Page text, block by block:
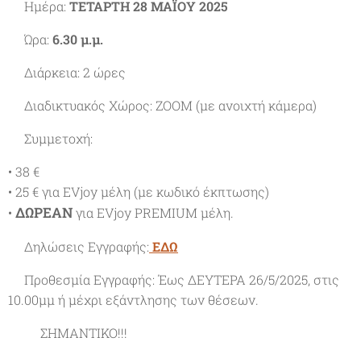
🔸Ημέρα: ΤΕΤΑΡΤΗ 28 ΜΑΪΟΥ 2025
🔸Ώρα: 6.30 μ.μ.
🔸Διάρκεια: 2 ώρες
🔸Διαδικτυακός Χώρος: ΖΟΟΜ (με ανοιχτή κάμερα)
🔸Συμμετοχή:
• 38 €
• 25 € για EVjoy μέλη (με κωδικό έκπτωσης)
• ΔΩΡΕΑΝγια EVjoy PREMIUM μέλη.
🔸Δηλώσεις Εγγραφής: ΕΔΩ
🔸Προθεσμία Εγγραφής: Έως ΔΕΥΤΕΡΑ 26/5/2025, στις
10.00μμ ή μέχρι εξάντλησης των θέσεων.
🔸🔸ΣΗΜΑΝΤΙΚΟ!!!